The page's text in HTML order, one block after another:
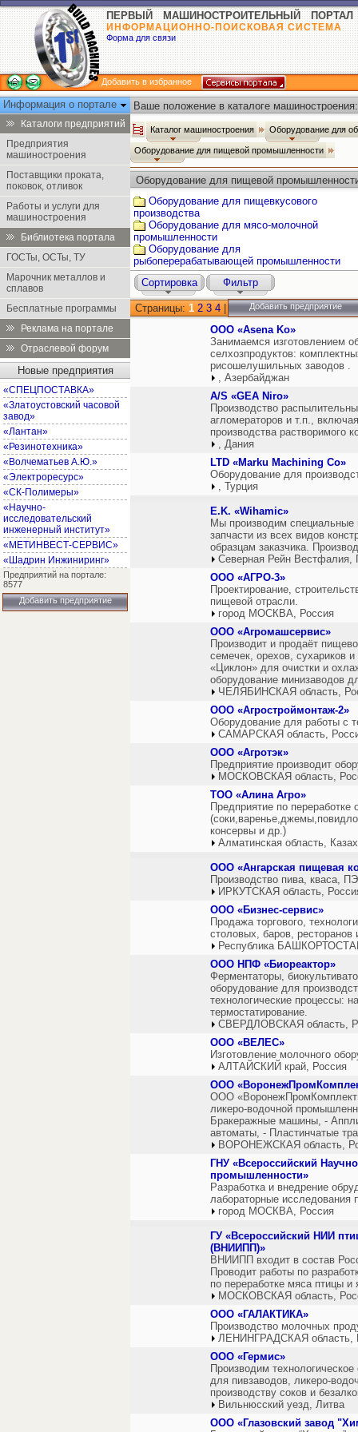
ПЕРВЫЙ МАШИНОСТРОИТЕЛЬНЫЙ ПОРТАЛ
ИНФОРМАЦИОННО-ПОИСКОВАЯ СИСТЕМА
Форма для связи
Добавить в избранное
Информация о портале
Каталоги предприятий
Предприятия
машиностроения
Поставщики проката,
поковок, отливок
Работы и услуги для
машиностроения
Библиотека портала
ГОСТы, ОСТы, ТУ
Марочник металлов и
сплавов
Бесплатные программы
Реклама на портале
Отраслевой форум
Новые предприятия
«СПЕЦПОСТАВКА»
«Златоустовский часовой
завод»
«Лантан»
«Резинотехника»
«Волчематьев А.Ю.»
«Электроресурс»
«СК-Полимеры»
«Научно-
исследовательский
инженерный институт»
«МЕТИНВЕСТ-СЕРВИС»
«Шадрин Инжиниринг»
Предприятий на портале:
8577
Добавить предприятие
Ваше положение в каталоге машиностроения:
Каталог машиностроения Оборудование для
Оборудование для пищевой промышленности
Оборудование для пищевой
Оборудование для пищевкусового
производства
Оборудование для мясо-молочной
промышленности
Оборудование для
рыбоперерабатывающей промышленности
Сортировка
Фильтр
Страницы: 1 2 3 4 Добавить предприятие
OOO «Asena Ko»
Занимаемся изготовлением
селхозпродуктов:
рисошелушильных заводов .
, Азербайджан
A/S «GEA Niro»
Производство
агломераторов и т.п.,
производства растворимого
, Дания
LTD «Marku Machining Co»
Оборудование для
, Турция
E.K. «Wihamic»
Мы производим
запчасти из всех видов
образцам заказчика.
Северная Рейн Вестфалия,
ООО «АГРО-3»
Проектирование,
пищевой отрасли.
город МОСКВА, Россия
ООО «Агромашсервис»
Производит и продаёт
семечек, орехов, сухариков
«Циклон» для очистки и
оборудование минизаводов
ЧЕЛЯБИНСКАЯ область,
ООО «Агростроймонтаж-2»
Оборудование для работы с
САМАРСКАЯ область,
ООО «Агротэк»
Предприятие производит
МОСКОВСКАЯ область,
ТОО «Алина Агро»
Предприятие по
консервы и др.)
Алматинская область,
ООО «Ангарская пищевая
Производство пива, кваса,
ИРКУТСКАЯ область,
ООО «Бизнес-сервис»
Продажа торгового,
столовых, баров, ресторанов
Республика
ООО НПФ «Биореактор»
Ферментаторы,
оборудование для
технологические процессы:
термостатирование.
СВЕРДЛОВСКАЯ область,
ООО «ВЕЛЕС»
Изготовление молочного
АЛТАЙСКИЙ край, Россия
ООО
ООО
ликеро-водочной
Бракеражные машины, -
автоматы, - Пластинчатые
ВОРОНЕЖСКАЯ область,
ГНУ «Всероссийский
промышленности»
Разработка и внедрение
лабораторные исследования
город МОСКВА, Россия
ГУ «Всероссийский НИИ
(ВНИИПП)»
ВНИИПП входит в состав
Проводит работы по
по переработке мяса птицы и
МОСКОВСКАЯ область,
ООО «ГАЛАКТИКА»
Производство молочных
ЛЕНИНГРАДСКАЯ область,
ООО «Гермис»
Производим
для пивзаводов, ликеро-
производству соков и
Вильнюсский уезд, Литва
ООО «Глазовский завод